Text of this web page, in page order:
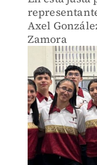
Axel
Zamora